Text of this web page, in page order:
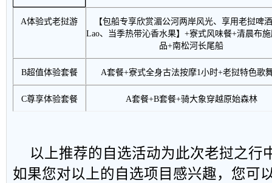
A体验式老挝游
【包船专享欣赏湄公河两岸风光、享用老挝啤酒
Lao、当季热带沁香水果】 +寮式风味餐+清晨布
品+南松河长尾船
B超值体验套餐 A套餐+寮式全身古法按摩1 小时+老挝特色歌
C尊享体验套餐 A套餐+B套餐+骑大象穿越原始森林
以上推荐的自选活动为此次老挝之行
如果您对以上的自选项目感兴趣，您可